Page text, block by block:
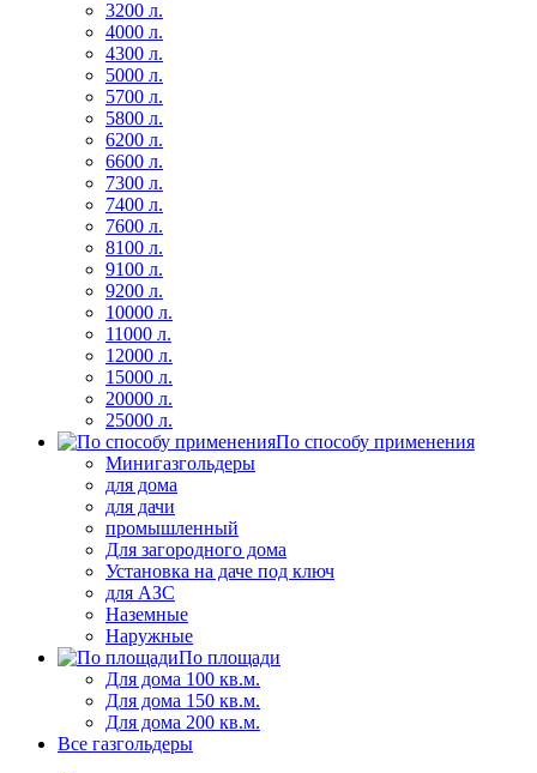
3200 л.
4000 л.
4300 л.
5000 л.
5700 л.
5800 л.
6200 л.
6600 л.
7300 л.
7400 л.
7600 л.
8100 л.
9100 л.
9200 л.
10000 л.
11000 л.
12000 л.
15000 л.
20000 л.
25000 л.
По способу применения
Минигазгольдеры
для дома
для дачи
промышленный
Для загородного дома
Установка на даче под ключ
для АЗС
Наземные
Наружные
По площади
Для дома 100 кв.м.
Для дома 150 кв.м.
Для дома 200 кв.м.
Все газгольдеры